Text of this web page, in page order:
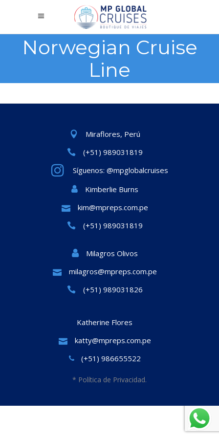
Norwegian Cruise
Line
Miraflores, Perú
(+51) 989031819
Síguenos: @mpglobalcruises
Kimberlie Burns
kim@mpreps.com.pe
(+51) 989031819
Milagros Olivos
milagros@mpreps.com.pe
(+51) 989031826
Katherine Flores
katty@mpreps.com.pe
(+51) 986655522
* Política de Privacidad.